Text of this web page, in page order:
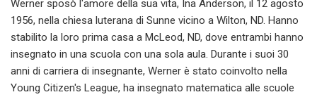
Werner sposò l'amore della sua vita, Ina Anderson, il 12 agosto
1956, nella chiesa luterana di Sunne vicino a Wilton, ND. Hanno
stabilito la loro prima casa a McLeod, ND, dove entrambi hanno
insegnato in una scuola con una sola aula. Durante i suoi 30
anni di carriera di insegnante, Werner è stato coinvolto nella
Young Citizen's League, ha insegnato matematica alle scuole